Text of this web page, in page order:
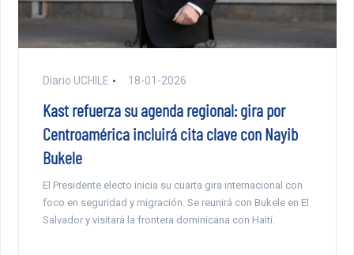
Diario UCHILE 18-01-2026
Kast refuerza su agenda regional: gira por
Centroamérica incluirá cita clave con Nayib
Bukele
El Presidente electo inicia su cuarta gira internacional con
foco en seguridad y migración. Se reunirá con Bukele en El
Salvador y visitará la frontera dominicana con Haití.